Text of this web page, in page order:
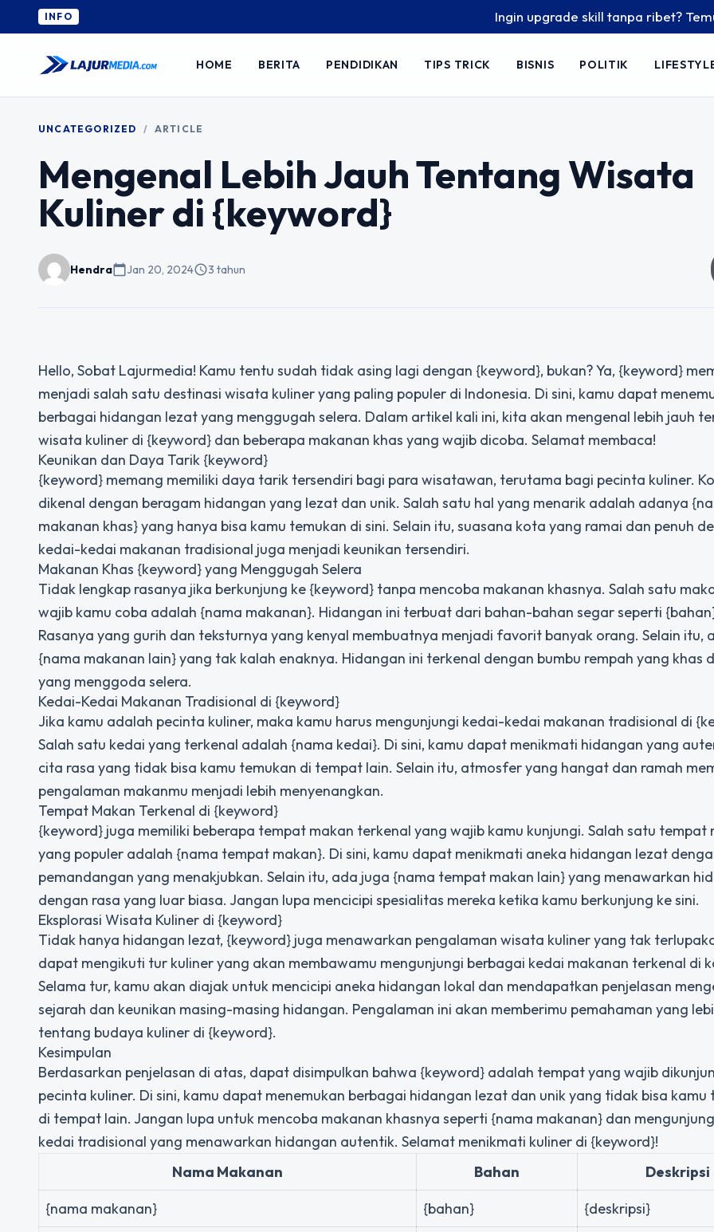
INFO Ingin upgrade skill tanpa ribet?
HOME BERITA PENDIDIKAN TIPS TRICK BISNIS POLITIK
UNCATEGORIZED / ARTICLE
Mengenal Lebih Jauh Tentang Wisata
Kuliner di {keyword}
Hendracalendar_todayJan 20, 2024schedule3 tahun
Hello, Sobat Lajurmedia! Kamu tentu sudah tidak asing lagi dengan {keyword}, bukan? Ya, {keyword}
menjadi salah satu destinasi wisata kuliner yang paling populer di Indonesia. Di sini, kamu dapat
berbagai hidangan lezat yang menggugah selera. Dalam artikel kali ini, kita akan mengenal lebih jauh
wisata kuliner di {keyword} dan beberapa makanan khas yang wajib dicoba. Selamat membaca!
Keunikan dan Daya Tarik {keyword}
{keyword} memang memiliki daya tarik tersendiri bagi para wisatawan, terutama bagi pecinta kuliner.
dikenal dengan beragam hidangan yang lezat dan unik. Salah satu hal yang menarik adalah adanya
makanan khas} yang hanya bisa kamu temukan di sini. Selain itu, suasana kota yang ramai dan penuh
kedai-kedai makanan tradisional juga menjadi keunikan tersendiri.
Makanan Khas {keyword} yang Menggugah Selera
Tidak lengkap rasanya jika berkunjung ke {keyword} tanpa mencoba makanan khasnya. Salah satu
wajib kamu coba adalah {nama makanan}. Hidangan ini terbuat dari bahan-bahan segar seperti
Rasanya yang gurih dan teksturnya yang kenyal membuatnya menjadi favorit banyak orang. Selain itu,
{nama makanan lain} yang tak kalah enaknya. Hidangan ini terkenal dengan bumbu rempah yang khas
yang menggoda selera.
Kedai-Kedai Makanan Tradisional di {keyword}
Jika kamu adalah pecinta kuliner, maka kamu harus mengunjungi kedai-kedai makanan tradisional di
Salah satu kedai yang terkenal adalah {nama kedai}. Di sini, kamu dapat menikmati hidangan yang
cita rasa yang tidak bisa kamu temukan di tempat lain. Selain itu, atmosfer yang hangat dan ramah
pengalaman makanmu menjadi lebih menyenangkan.
Tempat Makan Terkenal di {keyword}
{keyword} juga memiliki beberapa tempat makan terkenal yang wajib kamu kunjungi. Salah satu tempat
yang populer adalah {nama tempat makan}. Di sini, kamu dapat menikmati aneka hidangan lezat
pemandangan yang menakjubkan. Selain itu, ada juga {nama tempat makan lain} yang menawarkan
dengan rasa yang luar biasa. Jangan lupa mencicipi spesialitas mereka ketika kamu berkunjung ke sini.
Eksplorasi Wisata Kuliner di {keyword}
Tidak hanya hidangan lezat, {keyword} juga menawarkan pengalaman wisata kuliner yang tak
dapat mengikuti tur kuliner yang akan membawamu mengunjungi berbagai kedai makanan terkenal di
Selama tur, kamu akan diajak untuk mencicipi aneka hidangan lokal dan mendapatkan penjelasan
sejarah dan keunikan masing-masing hidangan. Pengalaman ini akan memberimu pemahaman yang
tentang budaya kuliner di {keyword}.
Kesimpulan
Berdasarkan penjelasan di atas, dapat disimpulkan bahwa {keyword} adalah tempat yang wajib
pecinta kuliner. Di sini, kamu dapat menemukan berbagai hidangan lezat dan unik yang tidak bisa kamu
di tempat lain. Jangan lupa untuk mencoba makanan khasnya seperti {nama makanan} dan
kedai tradisional yang menawarkan hidangan autentik. Selamat menikmati kuliner di {keyword}!
Nama Makanan
Bahan
Deskripsi
{nama makanan}
{bahan}
{deskripsi}